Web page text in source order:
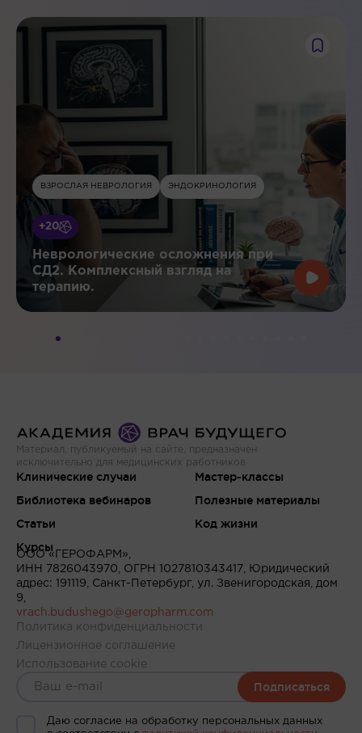
ВЗРОСЛАЯ НЕВРОЛОГИЯ ЭНДОКРИНОЛОГИЯ
+20
Неврологические осложнения при
СД2. Комплексный взгляд на
терапию.
Материал, публикуемый на сайте, предназначен
исключительно для медицинских работников
Клинические случаи
Библиотека вебинаров
Статьи
Курсы
Мастер-классы
Полезные материалы
Код жизни
ООО «ГЕРОФАРМ»,
ИНН 7826043970, ОГРН 1027810343417, Юридический
адрес: 191119, Санкт-Петербург, ул. Звенигородская, дом
9,
vrach.budushego@geropharm.com
Политика конфиденциальности
Лицензионное соглашение
Использование cookie
Подписаться
Даю согласие на обработку персональных данных